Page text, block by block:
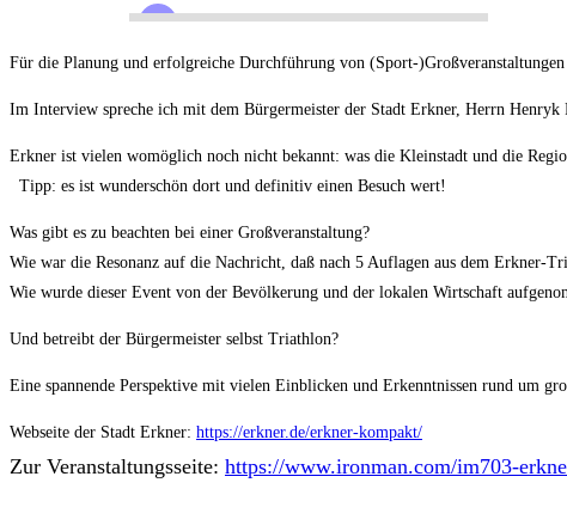
Für die Planung und erfolgreiche Durchführung von (Sport-
Im Interview spreche ich mit dem Bürgermeister der Stadt Erkner, Herrn
Erkner ist vielen womöglich noch nicht bekannt: was die Kleinstadt und die
Tipp: es ist wunderschön dort und definitiv einen Besuch wert!
Was gibt es zu beachten bei einer Großveranstaltung?
Wie war die Resonanz auf die Nachricht, daß nach 5 Auflagen aus dem Erkner-
Wie wurde dieser Event von der Bevölkerung und der lokalen Wirtschaft
Und betreibt der Bürgermeister selbst Triathlon?
Eine spannende Perspektive mit vielen Einblicken und Erkenntnissen rund um
Webseite der Stadt Erkner: https://erkner.de/erkner-kompakt/
Zur Veranstaltungsseite: https://www.ironman.com/im703-